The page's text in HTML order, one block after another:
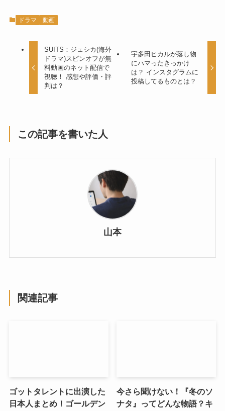
ドラマ 動画
SUITS：ジェシカ(海外
ドラマ)スピンオフが無
料動画のネット配信で
視聴！ 感想や評価・評
判は？
宇多田ヒカルが落し物
にハマったきっかけ
は？ インスタグラムに
投稿してるものとは？
この記事を書いた人
山本
関連記事
ゴットタレントに出演した
日本人まとめ！ゴールデン
今さら聞けない！『冬のソ
ナタ』ってどんな物語？キ